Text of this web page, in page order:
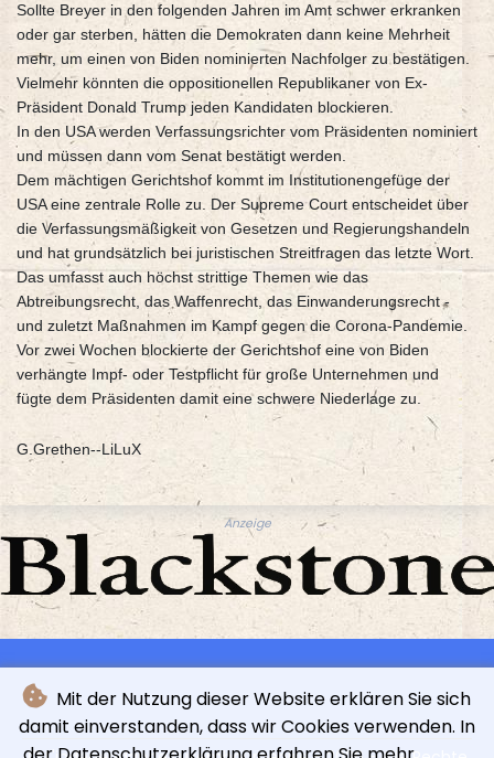
Mit der Nutzung dieser Website erklären Sie sich
damit einverstanden, dass wir Cookies verwenden. In
Sollte Breyer in den folgenden Jahren im Amt schwer erkranken
oder gar sterben, hätten die Demokraten dann keine Mehrheit
mehr, um einen von Biden nominierten Nachfolger zu bestätigen.
Vielmehr könnten die oppositionellen Republikaner von Ex-
Präsident Donald Trump jeden Kandidaten blockieren.
In den USA werden Verfassungsrichter vom Präsidenten nominiert
und müssen dann vom Senat bestätigt werden.
Dem mächtigen Gerichtshof kommt im Institutionengefüge der
USA eine zentrale Rolle zu. Der Supreme Court entscheidet über
die Verfassungsmäßigkeit von Gesetzen und Regierungshandeln
und hat grundsätzlich bei juristischen Streitfragen das letzte Wort.
Das umfasst auch höchst strittige Themen wie das
Abtreibungsrecht, das Waffenrecht, das Einwanderungsrecht -
und zuletzt Maßnahmen im Kampf gegen die Corona-Pandemie.
Vor zwei Wochen blockierte der Gerichtshof eine von Biden
verhängte Impf- oder Testpflicht für große Unternehmen und
fügte dem Präsidenten damit eine schwere Niederlage zu.
G.Grethen--LiLuX
Anzeige